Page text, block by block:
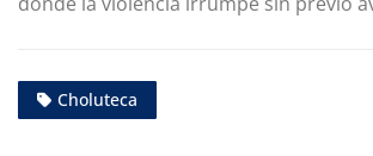
Choluteca